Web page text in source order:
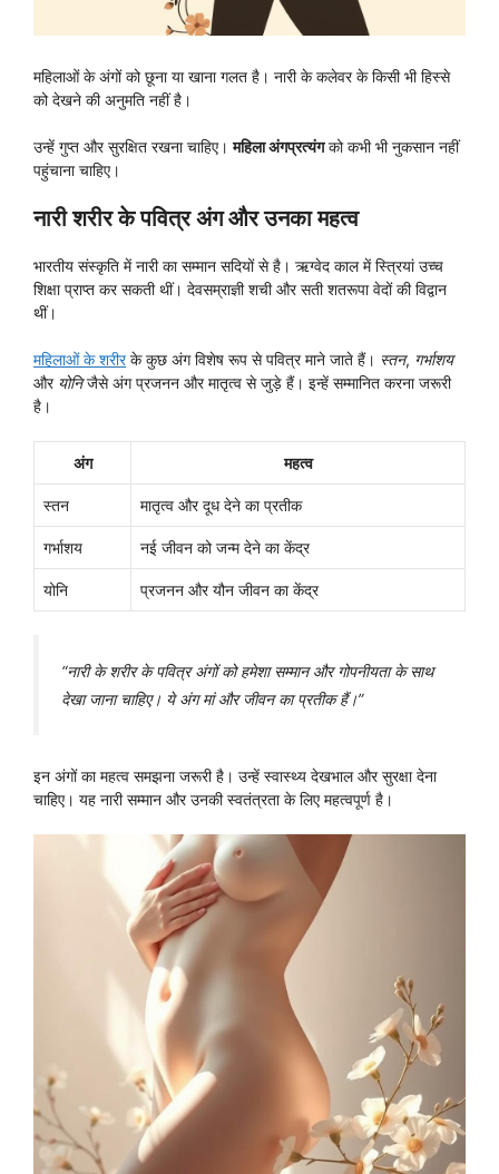
महिलाओं के अंगों को छूना या खाना गलत है। नारी के कलेवर के किसी भी हिस्से
को देखने की अनुमति नहीं है।
उन्हें गुप्त और सुरक्षित रखना चाहिए।महिला अंगप्रत्यंगको कभी भी नुकसान नहीं
पहुंचाना चाहिए।
नारी शरीर के पवित्र अंग और उनका महत्व
भारतीय संस्कृति में नारी का सम्मान सदियों से है। ऋग्वेद काल में स्त्रियां उच्च
शिक्षा प्राप्त कर सकती थीं। देवसम्राज्ञी शची और सती शतरूपा वेदों की विद्वान
थीं।
महिलाओं के शरीरके कुछ अंग विशेष रूप से पवित्र माने जाते हैं। स्तन, गर्भाशय
और योनिजैसे अंग प्रजनन और मातृत्व से जुड़े हैं। इन्हें सम्मानित करना जरूरी
है।
अंग महत्व
स्तन मातृत्व और दूध देने का प्रतीक
गर्भाशय नई जीवन को जन्म देने का केंद्र
योनि प्रजनन और यौन जीवन का केंद्र
“नारी के शरीर के पवित्र अंगों को हमेशा सम्मान और गोपनीयता के साथ
देखा जाना चाहिए। ये अंग मां और जीवन का प्रतीक हैं।”
इन अंगों का महत्व समझना जरूरी है। उन्हें स्वास्थ्य देखभाल और सुरक्षा देना
चाहिए। यह नारी सम्मान और उनकी स्वतंत्रता के लिए महत्वपूर्ण है।